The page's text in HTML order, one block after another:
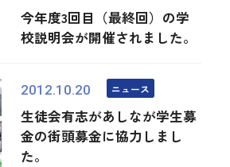
今年度3回目（最終回）の学
校説明会が開催されました。
2012.10.20 ニュース
生徒会有志があしなが学生募
金の街頭募金に協力しまし
た。